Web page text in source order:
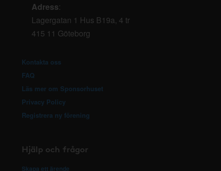
Adress:
Lagergatan 1 Hus B19a, 4 tr
415 11 Göteborg
Kontakta oss
FAQ
Läs mer om Sponsorhuset
Privacy Policy
Registrera ny förening
Hjälp och frågor
Skapa ett ärende